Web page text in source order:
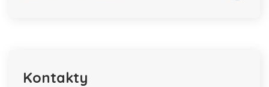
Kontakty